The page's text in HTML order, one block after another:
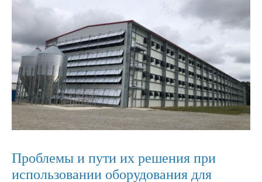
Проблемы и пути их решения при
использовании оборудования для